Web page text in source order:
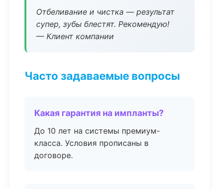
Отбеливание и чистка — результат
супер, зубы блестят. Рекомендую!
— Клиент компании
Часто задаваемые вопросы
Какая гарантия на импланты?
До 10 лет на системы премиум-
класса. Условия прописаны в
договоре.